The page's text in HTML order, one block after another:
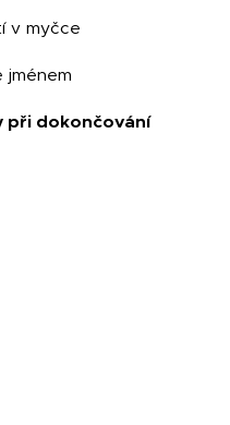
v myčce
jménem
při dokončování